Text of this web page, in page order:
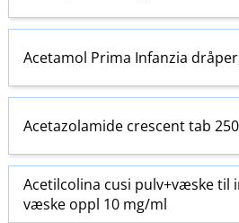
Acetamol Prima Infanzia
Acetazolamide crescent tab
Acetilcolina cusi pulv+væske til
væske oppl 10 mg/ml